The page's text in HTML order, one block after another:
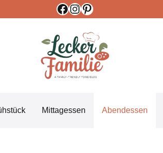
Facebook
Instagram
Pinterest
Mittagessen Abendessen